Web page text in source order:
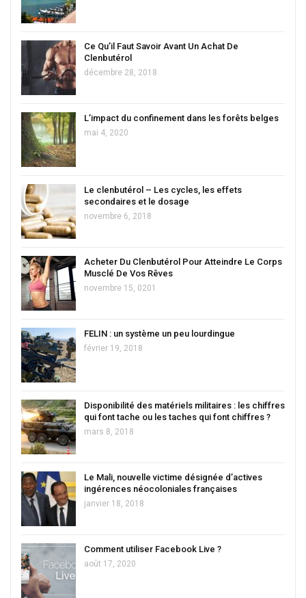
Ce Qu’il Faut Savoir Avant Un Achat De
Clenbutérol
décembre 28, 2018
L’impact du confinement dans les forêts belges
mai 4, 2020
Le clenbutérol – Les cycles, les effets
secondaires et le dosage
novembre 6, 2018
Acheter Du Clenbutérol Pour Atteindre Le Corps
Musclé De Vos Rêves
novembre 15, 0201
FELIN : un système un peu lourdingue
février 19, 2018
Disponibilité des matériels militaires : les chiffres
qui font tache ou les taches qui font chiffres ?
mars 8, 2018
Le Mali, nouvelle victime désignée d’actives
ingérences néocoloniales françaises
janvier 18, 2018
Comment utiliser Facebook Live ?
août 17, 2020